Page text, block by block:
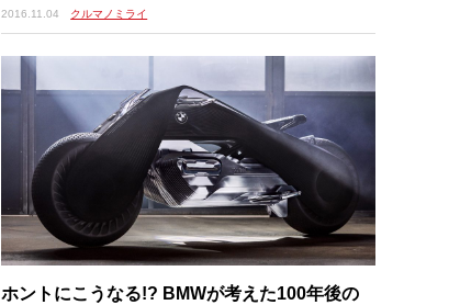
2016.11.04 クルマノミライ
ホントにこうなる!? BMWが考えた100年後の